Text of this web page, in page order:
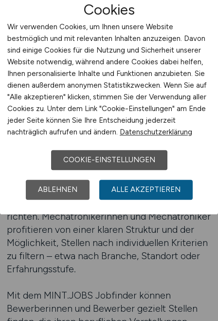
Stellenanzeigen auf MINT.JOBS finden
MINT.JOBS Jobfinder für
Mechatroniker
Die Suche nach einer geeigneten Position in
der Mechatronik kann herausfordernd sein, da
die Branche eine enorme Bandbreite an
Tätigkeiten abdeckt. Der MINT.JOBS Jobfinder
erleichtert diesen Prozess und bietet eine
einfache Möglichkeit, gezielt passende Stellen
zu entdecken. Auf dem Portal werden
ausschließlich Anzeigen veröffentlicht, die sich
an qualifizierte Fachkräfte aus den Bereichen
Technik, Ingenieurwesen und Automation
richten. Mechatronikerinnen und Mechatroniker
profitieren von einer klaren Struktur und der
Möglichkeit, Stellen nach individuellen Kriterien
zu filtern – etwa nach Branche, Standort oder
Erfahrungsstufe.
Mit dem MINT.JOBS Jobfinder können
Bewerberinnen und Bewerber gezielt Stellen
Cookies
Wir verwenden Cookies, um Ihnen unsere Website
bestmöglich und mit relevanten Inhalten anzuzeigen. Davon
sind einige Cookies für die Nutzung und Sicherheit unserer
Website notwendig, während andere Cookies dabei helfen,
Ihnen personalisierte Inhalte und Funktionen anzubieten. Sie
dienen außerdem anonymen Statistikzwecken. Wenn Sie auf
"Alle akzeptieren" klicken, stimmen Sie der Verwendung aller
Cookies zu. Unter dem Link "Cookie-Einstellungen" am Ende
jeder Seite können Sie Ihre Entscheidung jederzeit
nachträglich aufrufen und ändern. Datenschutzerklärung
COOKIE-EINSTELLUNGEN
ABLEHNEN ALLE AKZEPTIEREN